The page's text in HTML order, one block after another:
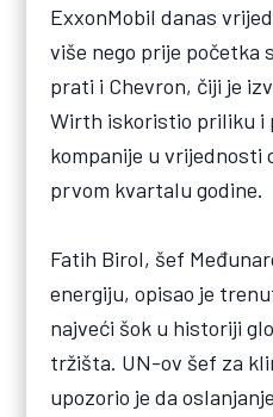
ExxonMobil danas
više nego prije početka
prati i Chevron, čiji je
Wirth iskoristio priliku i
kompanije u vrijednosti
prvom kvartalu godine.
Fatih Birol, šef
energiju, opisao je
najveći šok u historiji
tržišta. UN-ov šef za
upozorio je da